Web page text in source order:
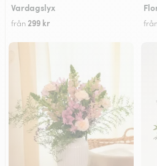
Vardagslyx
från 299 kr